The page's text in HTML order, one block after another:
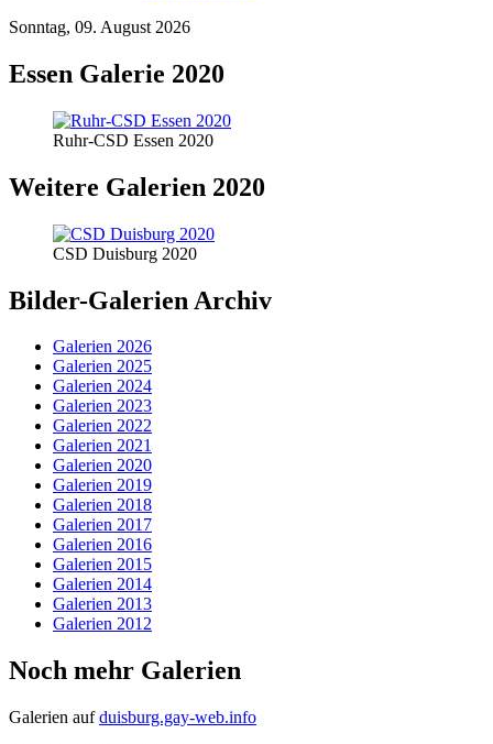
Sonntag, 09. August 2026
Essen Galerie 2020
Ruhr-CSD Essen 2020
Weitere Galerien 2020
CSD Duisburg 2020
Bilder-Galerien Archiv
Galerien 2026
Galerien 2025
Galerien 2024
Galerien 2023
Galerien 2022
Galerien 2021
Galerien 2020
Galerien 2019
Galerien 2018
Galerien 2017
Galerien 2016
Galerien 2015
Galerien 2014
Galerien 2013
Galerien 2012
Noch mehr Galerien
Galerien aufduisburg.gay-web.info